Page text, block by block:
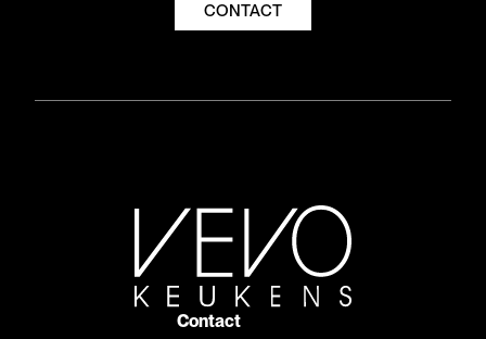
CONTACT
Contact